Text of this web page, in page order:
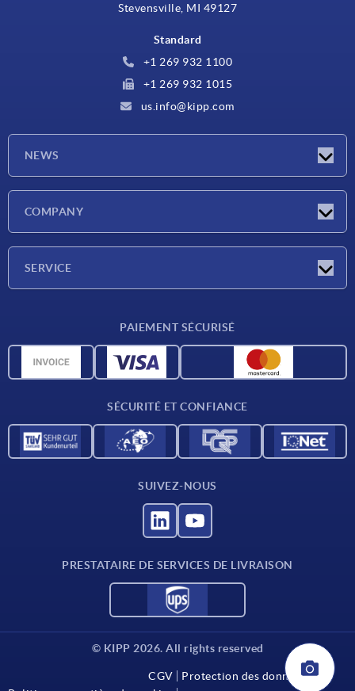
Stevensville, MI 49127
Standard
+1 269 932 1100
+1 269 932 1015
us.info@kipp.com
NEWS
COMPANY
SERVICE
Matériaux
PAIEMENT SÉCURISÉ
SÉCURITÉ ET CONFIANCE
SUIVEZ-NOUS
PRESTATAIRE DE SERVICES DE LIVRAISON
© KIPP 2026. All rights reserved
CGV
Protection des données